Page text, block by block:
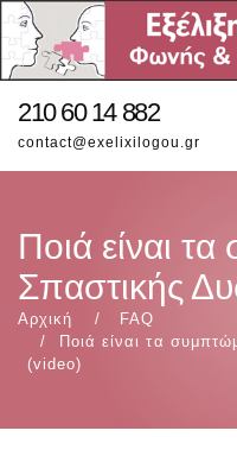
210 60 14 882
contact@exelixilogou.gr
Ποιά είναι
Σπαστικής
Αρχική
FAQ
Ποιά είναι τα
(video)